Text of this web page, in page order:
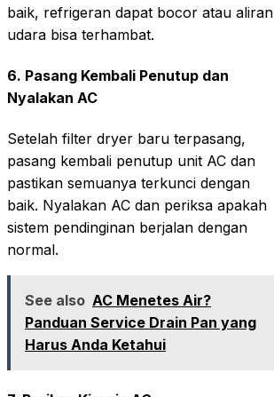
baik, refrigeran dapat bocor atau aliran
udara bisa terhambat.
6. Pasang Kembali Penutup dan
Nyalakan AC
Setelah filter dryer baru terpasang,
pasang kembali penutup unit AC dan
pastikan semuanya terkunci dengan
baik. Nyalakan AC dan periksa apakah
sistem pendinginan berjalan dengan
normal.
See also AC Menetes Air?
Panduan Service Drain Pan yang
Harus Anda Ketahui